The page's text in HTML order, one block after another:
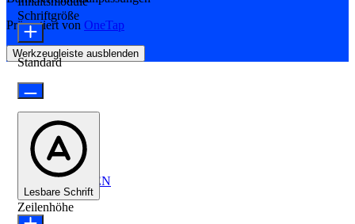
FORUM
ANMELDEN
Präsentiert von OneTap
Werkzeugleiste ausblenden
Schriftgröße
Standard
Lesbare Schrift
Zeilenhöhe